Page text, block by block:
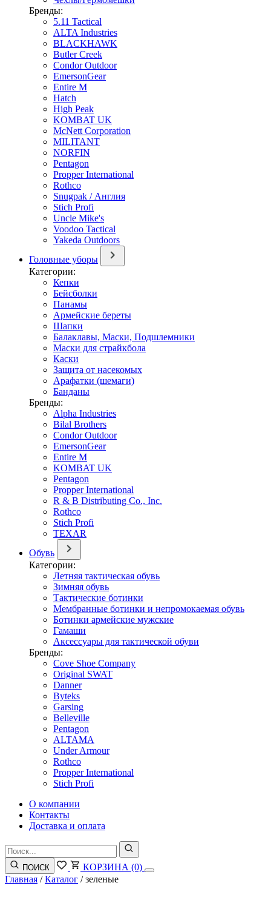
Бренды:
5.11 Tactical
ALTA Industries
BLACKHAWK
Butler Creek
Condor Outdoor
EmersonGear
Entire M
Hatch
High Peak
KOMBAT UK
McNett Corporation
MILITANT
NORFIN
Pentagon
Propper International
Rothco
Snugpak / Англия
Stich Profi
Uncle Mike's
Voodoo Tactical
Yakeda Outdoors
Головные уборы
Категории:
Кепки
Бейсболки
Панамы
Армейские береты
Шапки
Балаклавы, Маски, Подшлемники
Маски для страйкбола
Каски
Защита от насекомых
Арафатки (шемаги)
Банданы
Бренды:
Alpha Industries
Bilal Brothers
Condor Outdoor
EmersonGear
Entire M
KOMBAT UK
Pentagon
Propper International
R & B Distributing Co., Inc.
Rothco
Stich Profi
TEXAR
Обувь
Категории:
Летняя тактическая обувь
Зимняя обувь
Тактические ботинки
Мембранные ботинки и непромокаемая обувь
Ботинки армейские мужские
Гамаши
Аксессуары для тактической обуви
Бренды:
Cove Shoe Company
Original SWAT
Danner
Byteks
Garsing
Belleville
Pentagon
ALTAMA
Under Armour
Rothco
Propper International
Stich Profi
О компании
Контакты
Доставка и оплата
ПОИСК КОРЗИНА (0)
Главная /Каталог /зеленые